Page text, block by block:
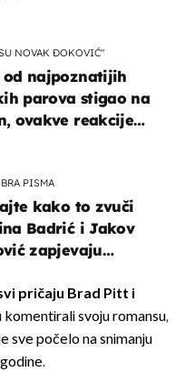
NOVAK ĐOKOVIĆ"
od najpoznatijih
parova stigao na
ovakve reakcije
PISMA
kako to zvuči
Badrić i Jakov
zapjevaju
pričaju Brad Pitt i
komentirali svoju romansu,
sve počelo na snimanju